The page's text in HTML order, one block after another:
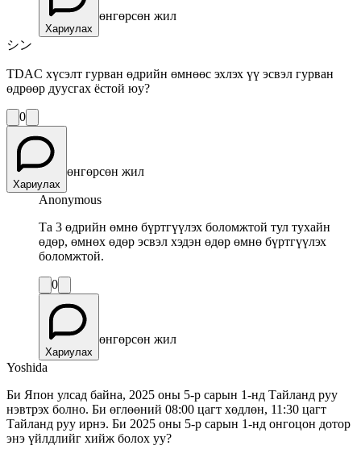
Хариулах
өнгөрсөн жил
シン
TDAC хүсэлт гурван өдрийн өмнөөс эхлэх үү эсвэл гурван
өдрөөр дуусгах ёстой юу?
0
Хариулах
өнгөрсөн жил
Anonymous
Та 3 өдрийн өмнө бүртгүүлэх боломжтой тул тухайн
өдөр, өмнөх өдөр эсвэл хэдэн өдөр өмнө бүртгүүлэх
боломжтой.
0
Хариулах
өнгөрсөн жил
Yoshida
Би Япон улсад байна, 2025 оны 5-р сарын 1-нд Тайланд руу
нэвтрэх болно. Би өглөөний 08:00 цагт хөдлөн, 11:30 цагт
Тайланд руу ирнэ. Би 2025 оны 5-р сарын 1-нд онгоцон дотор
энэ үйлдлийг хийж болох уу?